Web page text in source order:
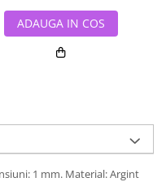
ADAUGA IN COS
1 mm. Material: Argint